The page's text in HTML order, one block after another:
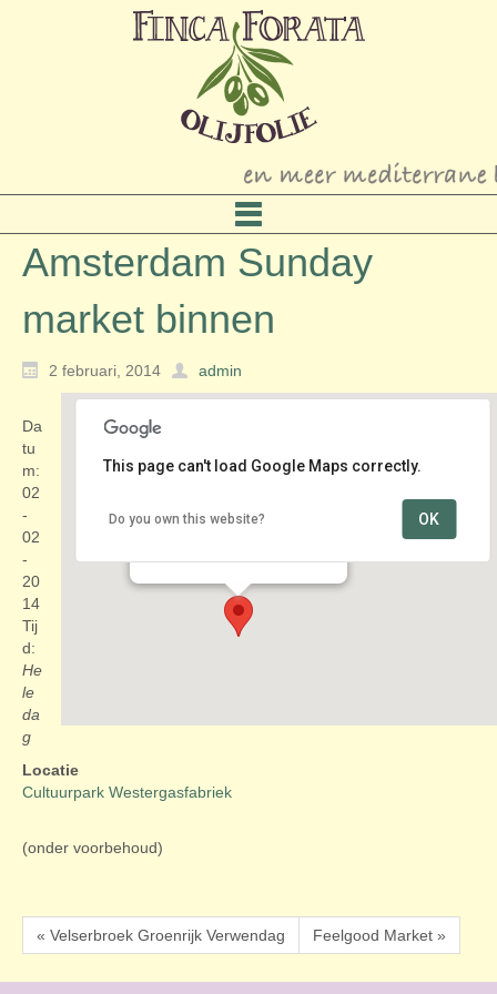
Amsterdam Sunday
market binnen
2 februari, 2014 admin
Cultuurpark Westergasfabriek
This page can't load Google Maps correctly.
Do you own this website? OK
Da
tu
m:
02
-
02
-
20
14
Tij
d:
He
le
da
g
Locatie
Cultuurpark Westergasfabriek
(onder voorbehoud)
« Velserbroek Groenrijk Verwendag Feelgood Market »